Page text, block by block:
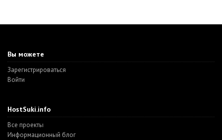
Вы можете
Зарегистрироваться
Войти
HostSuki.info
Все проекты
Информационный блог